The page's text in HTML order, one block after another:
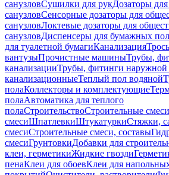
санузловСушилки для рукДозаторы
санузловСенсорные дозаторы для
санузловЛоктевые дозаторы для
санузловДиспенсеры для бумажных
для туалетной бумагиКанализация
вантузыПрочистные машиныТрубы,
канализацииТрубы, фитинги наружной
канализационныеТеплый пол водяной
полаКоллекторы и комплектующие
полаАвтоматика для теплого
полаСтроительствоСтроительные
смесиШпатлевкиШтукатуркиСтяжки,
смесиСтроительные смеси, составы
смесиГрунтовкиДобавки для
клеи, герметикиЖидкие гвозди
пенаКлеи для обоевКлеи для